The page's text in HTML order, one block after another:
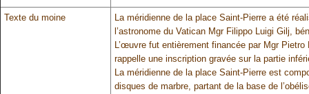
Texte du moine
La méridienne de la place Saint-Pierre a été
l’astronome du Vatican Mgr Filippo Luigi Gilj,
L’œuvre fut entièrement financée par Mgr
rappelle une inscription gravée sur la partie
La méridienne de la place Saint-Pierre est
disques de marbre, partant de la base de